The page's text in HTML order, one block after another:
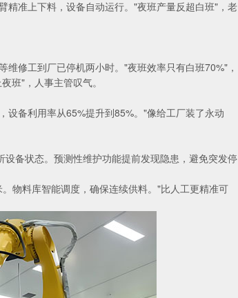
精准上下料，设备自动运行。"夜班产量反超白班"，老
修工到厂已停机两小时。"夜班效率只有白班70%"，
班"，人事主管叹气。
设备利用率从65%提升到85%。"像给工厂装了永动
备状态。预测性维护功能提前发现隐患，避免突发停
物料库智能调度，确保连续供料。"比人工更精准可